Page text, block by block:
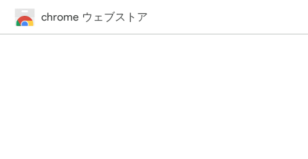
chrome ウェブストア